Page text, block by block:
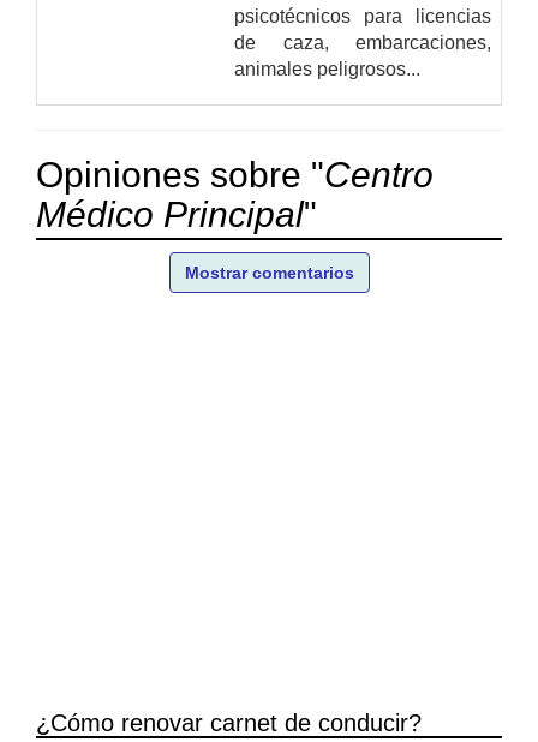
psicotécnicos para licencias
de caza, embarcaciones,
animales peligrosos...
Opiniones sobre "Centro
Médico Principal"
Mostrar comentarios
¿Cómo renovar carnet de conducir?